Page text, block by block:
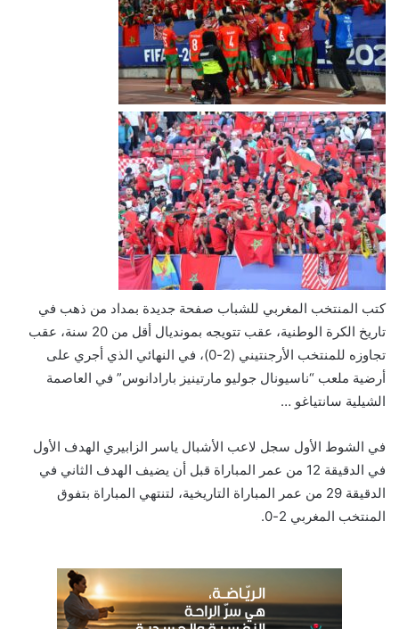
كتب المنتخب المغربي للشباب صفحة جديدة بمداد من ذهب في
تاريخ الكرة الوطنية، عقب تتويجه بمونديال أقل من 20 سنة، عقب
تجاوزه للمنتخب الأرجنتيني (2-0)، في النهائي الذي أجري على
أرضية ملعب “ناسيونال جوليو مارتينيز بارادانوس” في العاصمة
الشيلية سانتياغو …
في الشوط الأول سجل لاعب الأشبال ياسر الزابيري الهدف الأول
في الدقيقة 12 من عمر المباراة قبل أن يضيف الهدف الثاني في
الدقيقة 29 من عمر المباراة التاريخية، لتنتهي المباراة بتفوق
المنتخب المغربي 2-0.